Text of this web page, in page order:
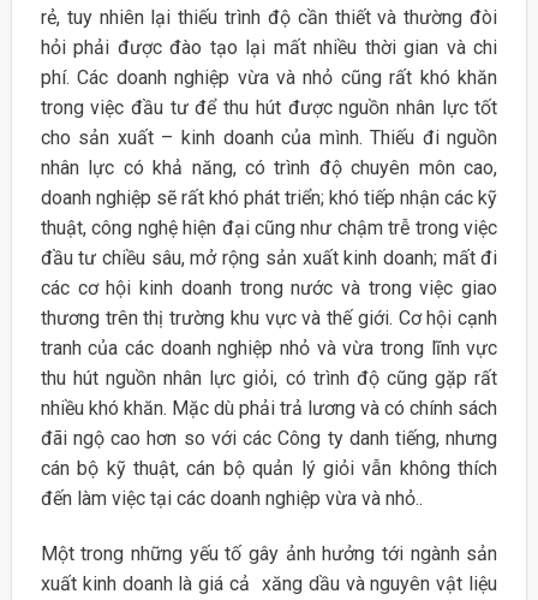
rẻ, tuy nhiên lại thiếu trình độ cần thiết và thường đòi
hỏi phải được đào tạo lại mất nhiều thời gian và chi
phí. Các doanh nghiệp vừa và nhỏ cũng rất khó khăn
trong việc đầu tư để thu hút được nguồn nhân lực tốt
cho sản xuất – kinh doanh của mình. Thiếu đi nguồn
nhân lực có khả năng, có trình độ chuyên môn cao,
doanh nghiệp sẽ rất khó phát triển; khó tiếp nhận các kỹ
thuật, công nghệ hiện đại cũng như chậm trễ trong việc
đầu tư chiều sâu, mở rộng sản xuất kinh doanh; mất đi
các cơ hội kinh doanh trong nước và trong việc giao
thương trên thị trường khu vực và thế giới. Cơ hội cạnh
tranh của các doanh nghiệp nhỏ và vừa trong lĩnh vực
thu hút nguồn nhân lực giỏi, có trình độ cũng gặp rất
nhiều khó khăn. Mặc dù phải trả lương và có chính sách
đãi ngộ cao hơn so với các Công ty danh tiếng, nhưng
cán bộ kỹ thuật, cán bộ quản lý giỏi vẫn không thích
đến làm việc tại các doanh nghiệp vừa và nhỏ..
Một trong những yếu tố gây ảnh hưởng tới ngành sản
xuất kinh doanh là giá cả xăng dầu và nguyên vật liệu